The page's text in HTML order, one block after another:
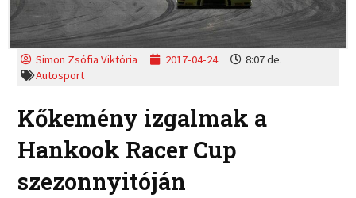
Simon Zsófia Viktória 2017-04-24
8:07 de.
Autosport
Kőkemény izgalmak a
Hankook Racer Cup
szezonnyitóján